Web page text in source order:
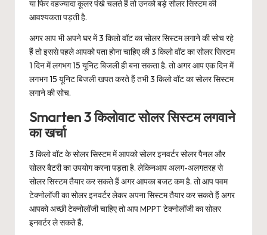
या फिर वहज्यादा कूलर पंखे चलते हैं तो उनको बड़े सोलर सिस्टम की
आवश्यकता पड़ती है.
अगर आप भी अपने घर में 3 किलो वॉट का सोलर सिस्टम लगाने की सोच रहे
हैं तो इससे पहले आपको पता होना चाहिए की 3 किलो वॉट का सोलर सिस्टम
1 दिन में लगभग 15 यूनिट बिजली ही बना सकता है. तो अगर आप एक दिन में
लगभग 15 यूनिट बिजली खपत करते हैं तभी 3 किलो वॉट का सोलर सिस्टम
लगाने की सोच.
Smarten 3 किलोवाट सोलर सिस्टम लगवाने
का खर्चा
3 किलो वॉट के सोलर सिस्टम में आपको सोलर इनवर्टर सोलर पैनल और
सोलर बैटरी का उपयोग करना पड़ता है. लेकिनआप अलग-अलगतरह से
सोलर सिस्टम तैयार कर सकते हैं अगर आपका बजट कम है. तो आप पवम
टेक्नोलॉजी का सोलर इनवर्टर लेकर अपना सिस्टम तैयार कर सकते हैं अगर
आपको अच्छी टेक्नोलॉजी चाहिए तो आप MPPT टेक्नोलॉजी का सोलर
इनवर्टर ले सकते हैं.